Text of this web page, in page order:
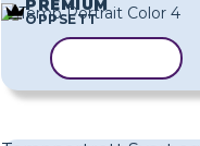
PREMIUM
OPPSETT